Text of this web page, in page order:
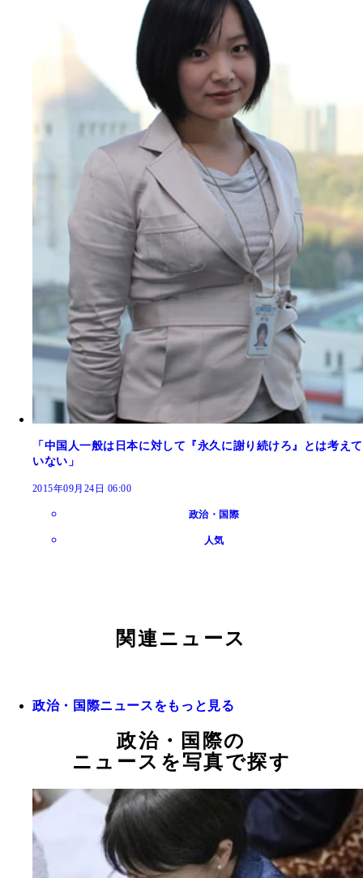
「中国人一般は日本に対して『永久に謝り続けろ』とは考えて
いない」
2015年09月24日 06:00
政治・国際
人気
関連ニュース
政治・国際ニュースをもっと見る
政治・国際の
ニュースを写真で探す